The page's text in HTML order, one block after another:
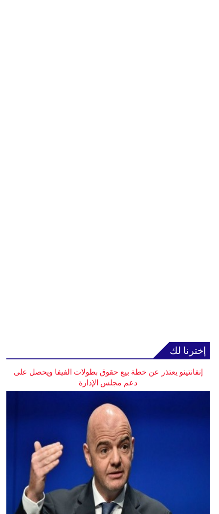
إخترنا لك
إنفانتينو يعتذر عن خطة بيع حقوق بطولات الفيفا ويحصل على
دعم مجلس الإدارة